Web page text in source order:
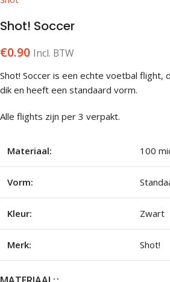
Shot! Soccer
€0.90 Incl. BTW
Shot! Soccer is een echte voetbal flight,
dik en heeft een standaard vorm.
Alle flights zijn per 3 verpakt.
Materiaal: 100
Vorm:
Kleur: Zwart
Merk: Shot!